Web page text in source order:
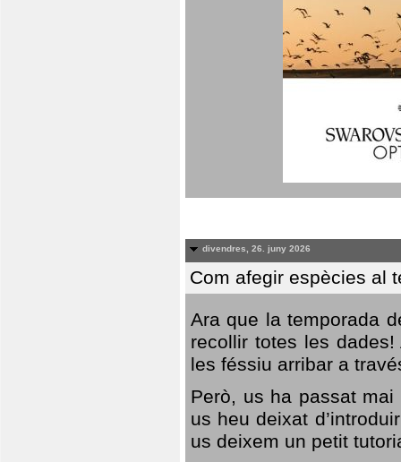
divendres, 26. juny 2026
Com afegir espècies al
Ara que la temporada
recollir totes les
les féssiu arribar a
Però, us ha passat
us heu deixat
us deixem un petit